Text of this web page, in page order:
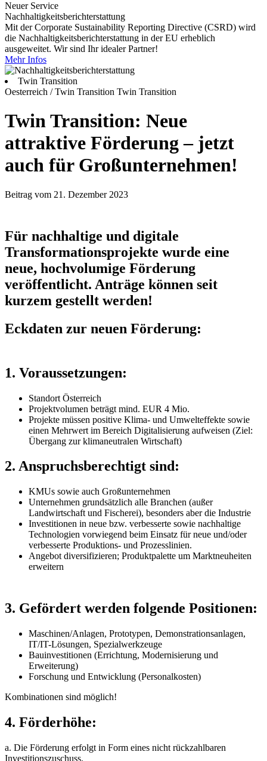
Neuer Service
Nachhaltigkeitsberichterstattung
Mit der Corporate Sustainability Reporting Directive (CSRD) wird
die Nachhaltigkeitsberichterstattung in der EU erheblich
ausgeweitet. Wir sind Ihr idealer Partner!
Mehr Infos
Twin Transition
Oesterreich / Twin Transition Twin Transition
Twin Transition: Neue
attraktive Förderung – jetzt
auch für Großunternehmen!
Beitrag vom 21. Dezember 2023
Für nachhaltige und digitale
Transformationsprojekte wurde eine
neue, hochvolumige Förderung
veröffentlicht. Anträge können seit
kurzem gestellt werden!
Eckdaten zur neuen Förderung:
1. Voraussetzungen:
Standort Österreich
Projektvolumen beträgt mind. EUR 4 Mio.
Projekte müssen positive Klima- und Umwelteffekte sowie
einen Mehrwert im Bereich Digitalisierung aufweisen (Ziel:
Übergang zur klimaneutralen Wirtschaft)
2. Anspruchsberechtigt sind:
KMUs sowie auch Großunternehmen
Unternehmen grundsätzlich alle Branchen (außer
Landwirtschaft und Fischerei), besonders aber die Industrie
Investitionen in neue bzw. verbesserte sowie nachhaltige
Technologien vorwiegend beim Einsatz für neue und/oder
verbesserte Produktions- und Prozesslinien.
Angebot diversifizieren; Produktpalette um Marktneuheiten
erweitern
3. Gefördert werden folgende Positionen:
Maschinen/Anlagen, Prototypen, Demonstrationsanlagen,
IT/IT-Lösungen, Spezialwerkzeuge
Bauinvestitionen (Errichtung, Modernisierung und
Erweiterung)
Forschung und Entwicklung (Personalkosten)
Kombinationen sind möglich!
4. Förderhöhe:
a. Die Förderung erfolgt in Form eines nicht rückzahlbaren
Investitionszuschuss.